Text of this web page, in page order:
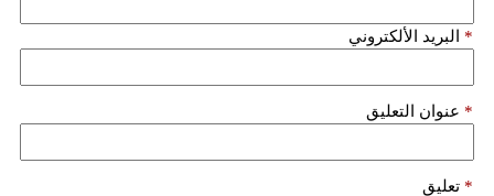
سيارات
البريد الألكتروني *
عنوان التعليق *
تعليق *